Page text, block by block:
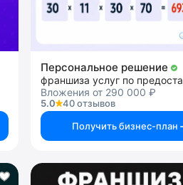
Персональное решение
Вложения от 290 000 ₽
5.0
40 отзывов
Получить бизнес-план